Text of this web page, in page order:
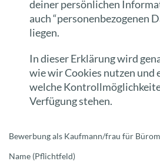
deiner persönlichen
auch “personenbezogenen
liegen.
In dieser Erklärung wird
wie wir Cookies nutzen und
welche
Verfügung stehen.
Bewerbung als Kaufmann/frau für
Name (Pflichtfeld)